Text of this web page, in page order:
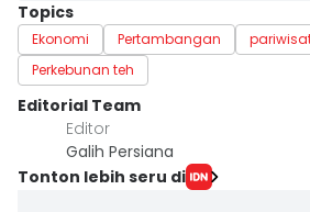
Topics
Ekonomi Pertambangan
Perkebunan teh
Editorial Team
Editor
Galih Persiana
Tonton lebih seru di